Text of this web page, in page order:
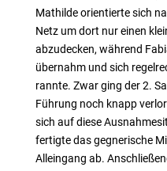
Mathilde orientierte sich
Netz um dort nur einen
abzudecken, während
übernahm und sich
rannte. Zwar ging der 2.
Führung noch knapp
sich auf diese
fertigte das gegnerische
Alleingang ab.